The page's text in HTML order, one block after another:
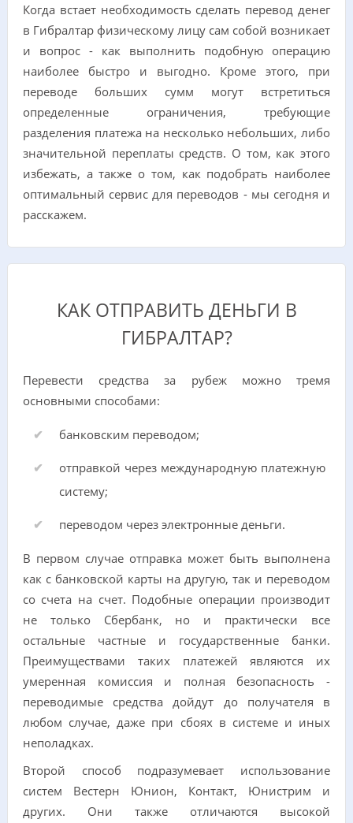
Когда встает необходимость сделать перевод денег
в Гибралтар физическому лицу сам собой возникает
и вопрос - как выполнить подобную операцию
наиболее быстро и выгодно. Кроме этого, при
переводе больших сумм могут встретиться
определенные ограничения, требующие
разделения платежа на несколько небольших, либо
значительной переплаты средств. О том, как этого
избежать, а также о том, как подобрать наиболее
оптимальный сервис для переводов - мы сегодня и
расскажем.
КАК ОТПРАВИТЬ ДЕНЬГИ В
ГИБРАЛТАР?
Перевести средства за рубеж можно тремя
основными способами:
банковским переводом;
отправкой через международную платежную
систему;
переводом через электронные деньги.
В первом случае отправка может быть выполнена
как с банковской карты на другую, так и переводом
со счета на счет. Подобные операции производит
не только Сбербанк, но и практически все
остальные частные и государственные банки.
Преимуществами таких платежей являются их
умеренная комиссия и полная безопасность -
переводимые средства дойдут до получателя в
любом случае, даже при сбоях в системе и иных
неполадках.
Второй способ подразумевает использование
систем Вестерн Юнион, Контакт, Юнистрим и
других. Они также отличаются высокой